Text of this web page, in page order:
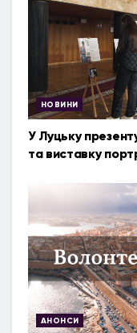
НОВИНИ
У Луцьку
та виставку
АНОНСИ